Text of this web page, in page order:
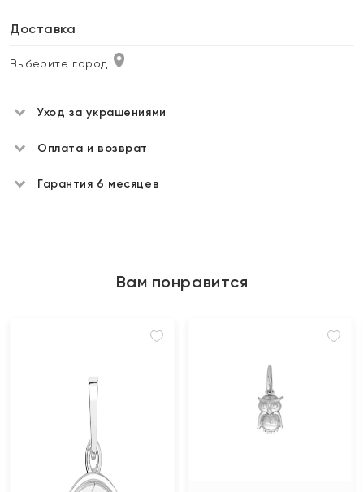
Доставка
Выберите город
Уход за украшениями
Оплата и возврат
Гарантия 6 месяцев
Вам понравится